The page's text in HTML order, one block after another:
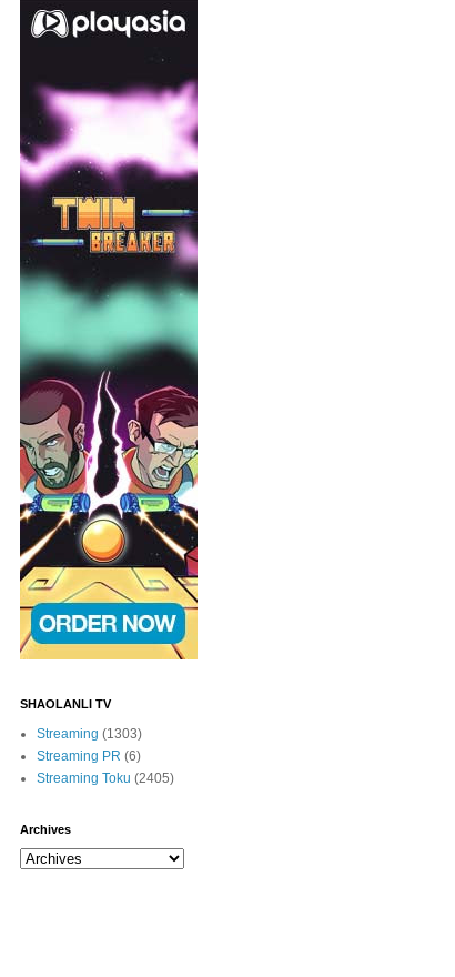
SHAOLANLI TV
Streaming (1303)
Streaming PR (6)
Streaming Toku (2405)
Archives